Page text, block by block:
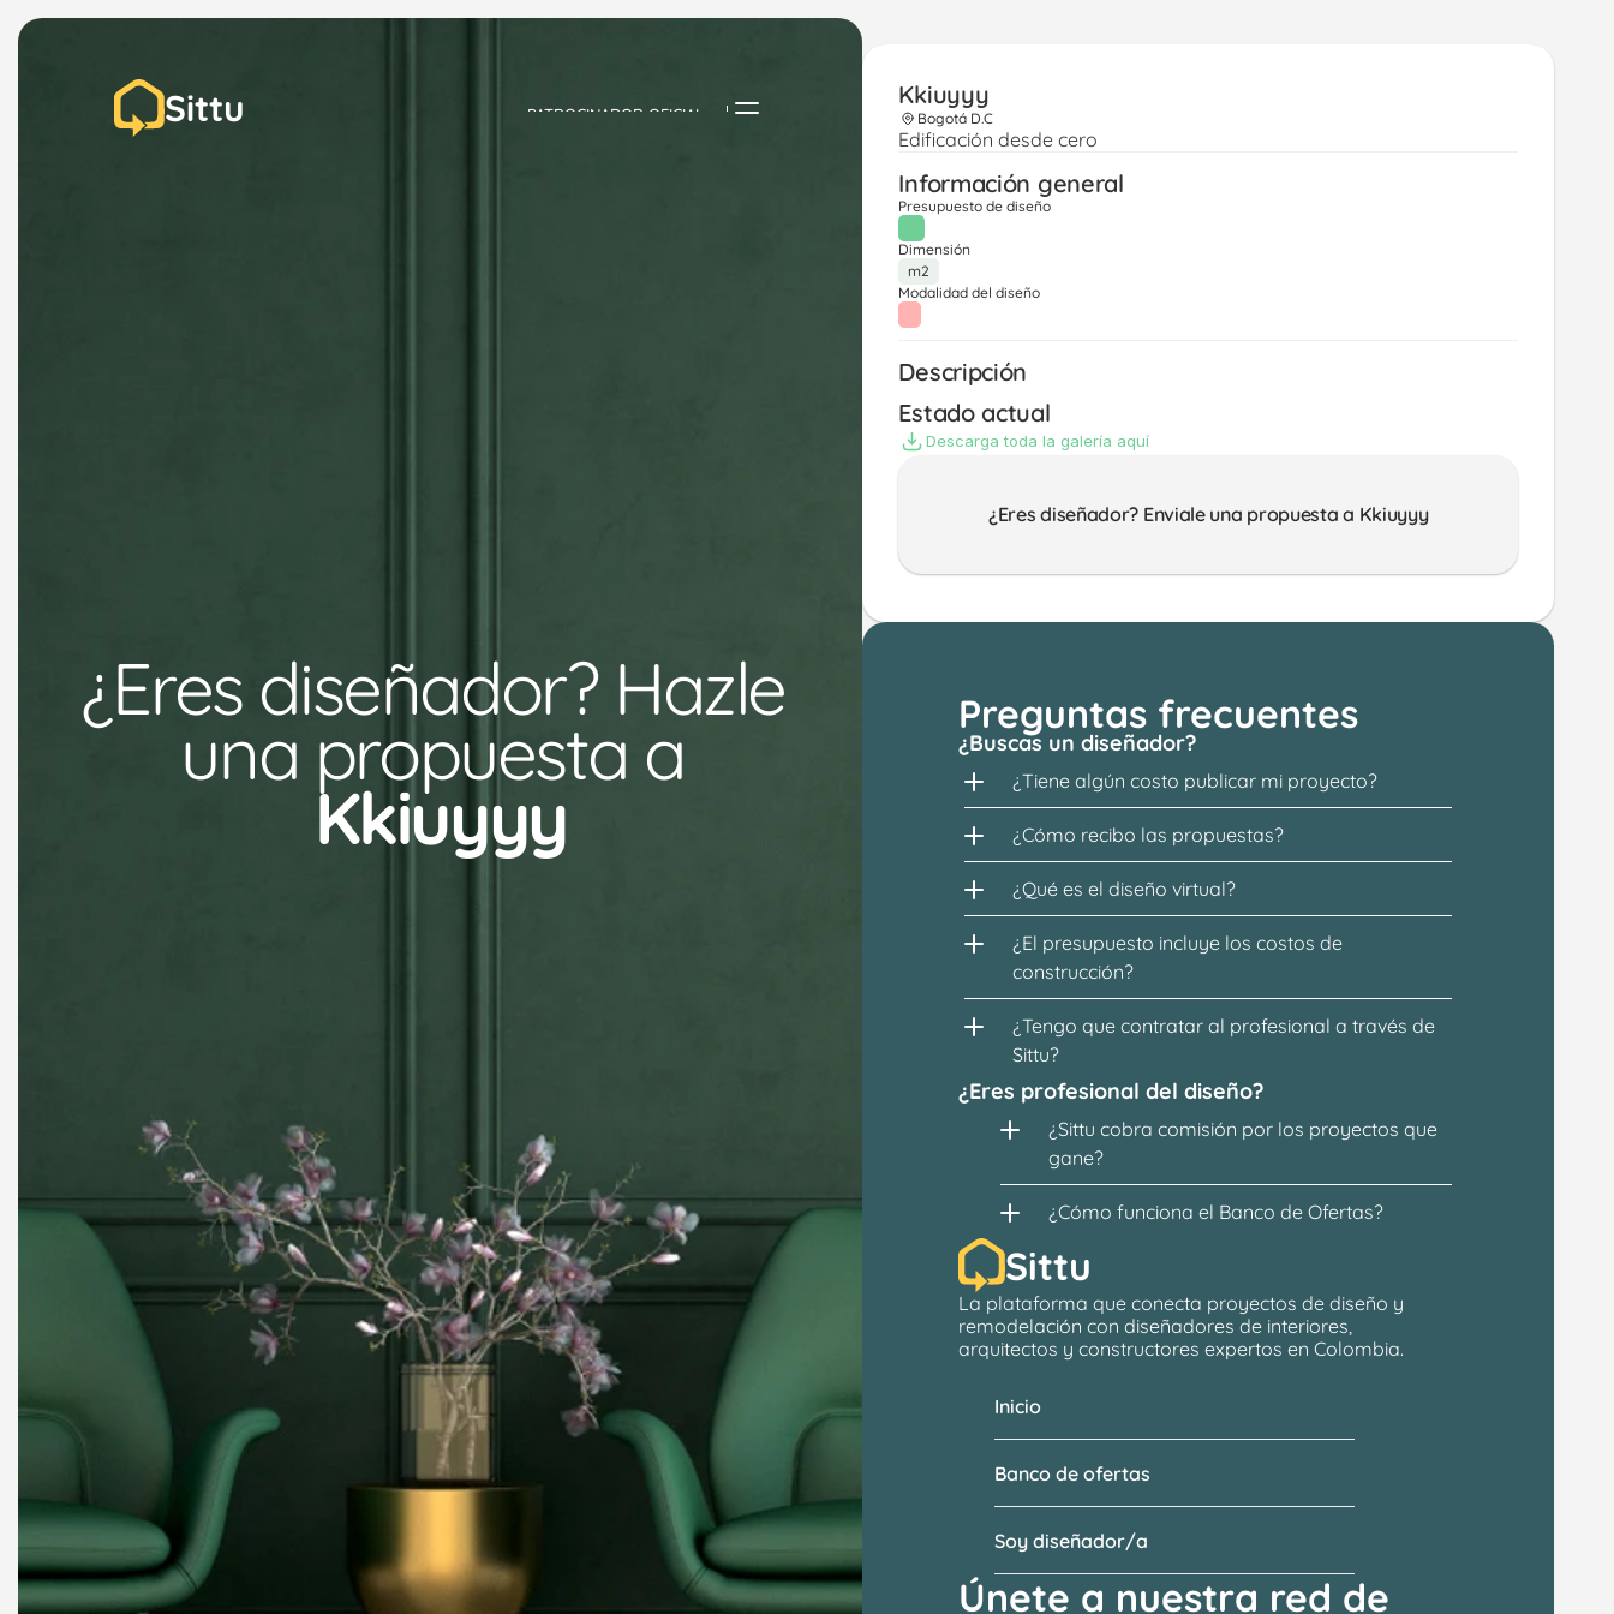
Sittu PATROCINADOR OFICIAL
¿Eres diseñador? Hazle
una propuesta a
Kkiuyyy
Kkiuyyy
Bogotá D.C
Edificación desde cero
Información general
Presupuesto de diseño
Dimensión
m2
Modalidad del diseño
Descripción
Estado actual
Descarga toda la galería aquí
¿Eres diseñador? Enviale una propuesta a Kkiuyyy
Preguntas frecuentes
¿Buscas un diseñador?
¿Tiene algún costo publicar mi proyecto?
¿Cómo recibo las propuestas?
¿Qué es el diseño virtual?
¿El presupuesto incluye los costos de
construcción?
¿Tengo que contratar al profesional a través de
Sittu?
¿Eres profesional del diseño?
¿Sittu cobra comisión por los proyectos que
gane?
¿Cómo funciona el Banco de Ofertas?
Sittu
La plataforma que conecta proyectos de diseño y
remodelación con diseñadores de interiores,
arquitectos y constructores expertos en Colombia.
Banco de ofertas
Soy diseñador/a
Inicio
Únete a nuestra red de